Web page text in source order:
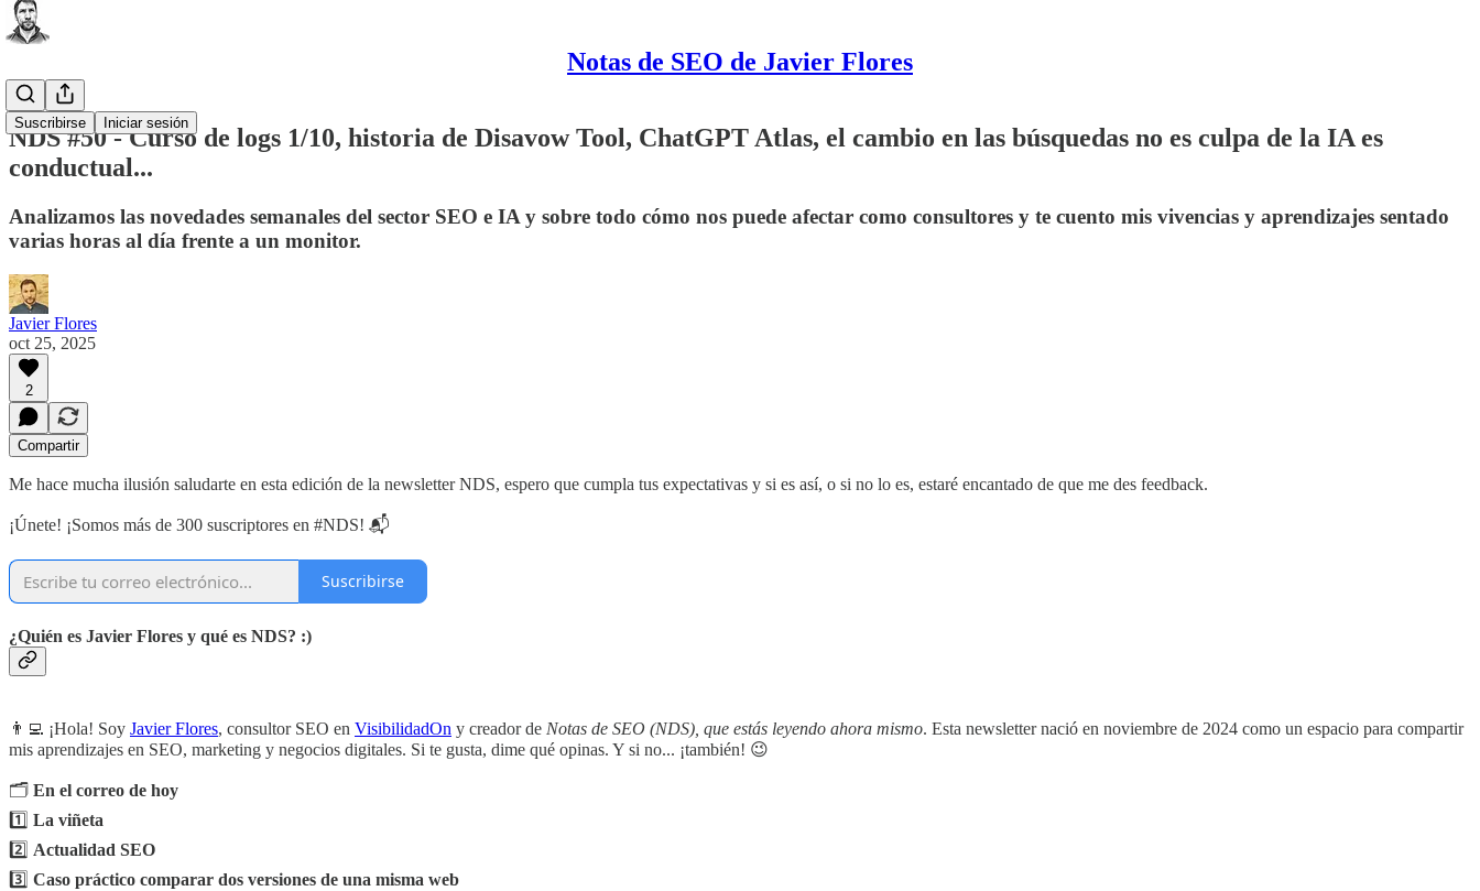
Notas de SEO de Javier Flores
Suscribirse Iniciar sesión
NDS #50 - Curso de logs 1/10, historia de Disavow Tool, ChatGPT Atlas, el cambio en las búsquedas no es culpa de la IA es
conductual...
Analizamos las novedades semanales del sector SEO e IA y sobre todo cómo nos puede afectar como consultores y te cuento mis vivencias y aprendizajes sentado
varias horas al día frente a un monitor.
Javier Flores
oct 25, 2025
2
Compartir
Me hace mucha ilusión saludarte en esta edición de la newsletter NDS, espero que cumpla tus expectativas y si es así, o si no lo es, estaré encantado de que me des feedback.
¡Únete! ¡Somos más de 300 suscriptores en #NDS! 📬
Suscribirse
¿Quién es Javier Flores y qué es NDS? :)
👨‍💻 ¡Hola! Soy Javier Flores, consultor SEO en VisibilidadOn y creador de Notas de SEO (NDS), que estás leyendo ahora mismo. Esta newsletter nació en noviembre de 2024 como un espacio para compartir
mis aprendizajes en SEO, marketing y negocios digitales. Si te gusta, dime qué opinas. Y si no... ¡también! 😉
🗂️ En el correo de hoy
1️⃣ La viñeta
2️⃣ Actualidad SEO
3️⃣ Caso práctico comparar dos versiones de una misma web